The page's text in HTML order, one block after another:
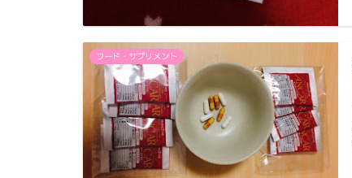
フード・サプリメント